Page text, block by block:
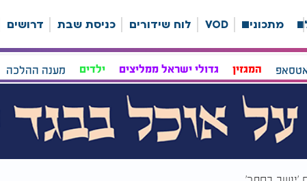
מתכונים VOD לוח שידורים כניסת שבת דרושים
המגזין גדולי ישראל ממליצים ילדים מענה ההלכה